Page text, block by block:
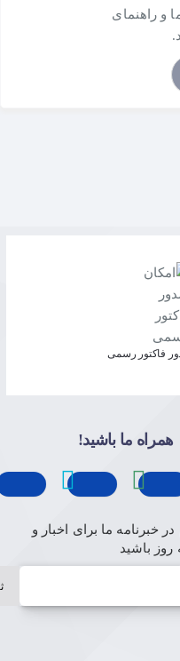
و راهنمای
فاکتور رسمی
همراه ما باشید!
در خبرنامه ما برای اخبار و
روز باشید